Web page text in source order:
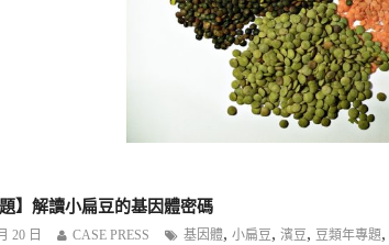
題】解讀小扁豆的基因體密碼
20 日 CASE PRESS 基因體, 小扁豆 , 濱豆 , 豆類年專題,